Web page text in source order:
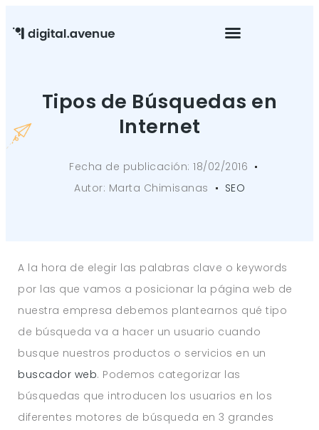
Tipos de Búsquedas en
Internet
Fecha de publicación: 18/02/2016
Autor: Marta Chimisanas SEO
A la hora de elegir las palabras clave o keywords
por las que vamos a posicionar la página web de
nuestra empresa debemos plantearnos qué tipo
de búsqueda va a hacer un usuario cuando
busque nuestros productos o servicios en un
buscador web. Podemos categorizar las
búsquedas que introducen los usuarios en los
diferentes motores de búsqueda en 3 grandes